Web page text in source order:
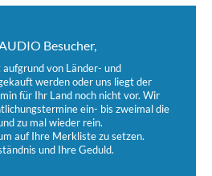
Besucher,
von Länder- und
werden oder uns liegt der
für Ihr Land noch nicht vor. Wir
ein- bis zweimal die
zu mal wieder rein.
auf Ihre Merkliste zu setzen.
und Ihre Geduld.